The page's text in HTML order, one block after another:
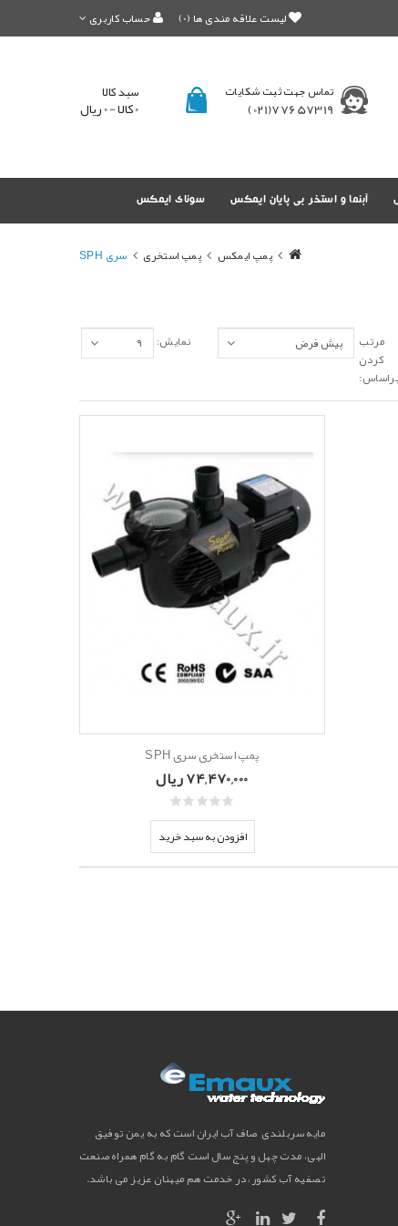
لیست علاقه مندی ها (0) حساب کاربری
سبد کالا
0 کالا - 0 ریال
تماس جهت ثبت شکایات
77657319(021)
آبنما و استخر بی پایان ایمکس سونای ایمکس
پمپ ایمکس پمپ استخری سری SPH
نمایش:
مرتب
کردن
براساس:
پمپ استخری سری SPH
74,470,000 ریال
افزودن به سبد خرید
مایه سربلندی صاف آب ایران است که به یمن توفیق
الهی، مدت چهل و پنج سال است گام به گام همراه صنعت
تصفیه آب کشور، در خدمت هم میهنان عزیز می باشد.